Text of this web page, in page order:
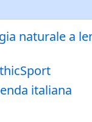
naturale a
italiana